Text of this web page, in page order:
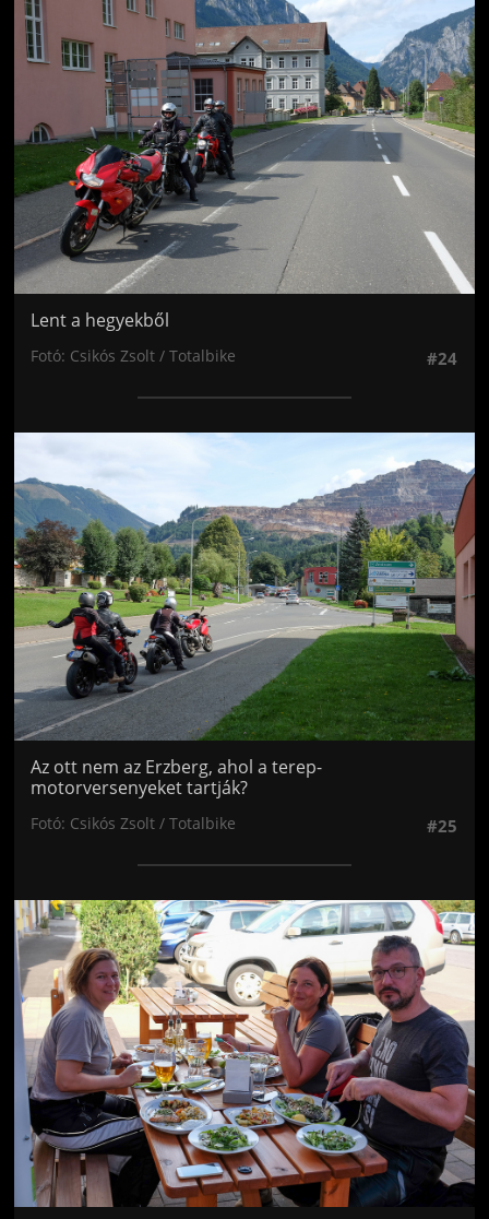
Jön még kép!
Lent a hegyekből
Fotó: Csikós Zsolt / Totalbike #24
Az ott nem az Erzberg, ahol a terep-
motorversenyeket tartják?
Fotó: Csikós Zsolt / Totalbike #25
Jön még kép!